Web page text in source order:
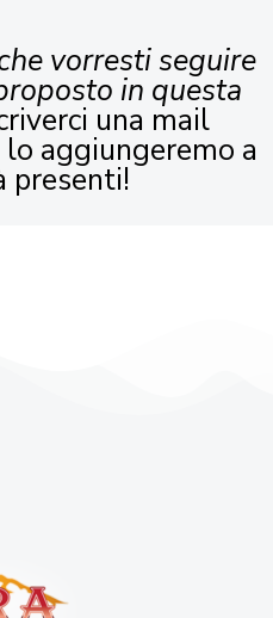
vorresti seguire
in questa
una mail
lo aggiungeremo a
presenti!